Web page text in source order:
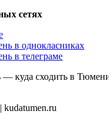
сетях
в однокласниках
в телеграме
куда сходить в
| kudatumen.ru